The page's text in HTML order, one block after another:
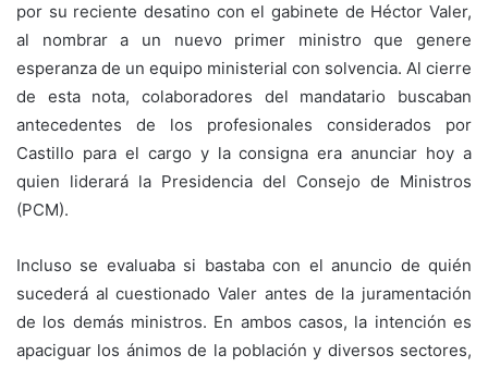
por su reciente desatino con el gabinete de Héctor Valer,
al nombrar a un nuevo primer ministro que genere
esperanza de un equipo ministerial con solvencia. Al cierre
de esta nota, colaboradores del mandatario buscaban
antecedentes de los profesionales considerados por
Castillo para el cargo y la consigna era anunciar hoy a
quien liderará la Presidencia del Consejo de Ministros
(PCM).
Incluso se evaluaba si bastaba con el anuncio de quién
sucederá al cuestionado Valer antes de la juramentación
de los demás ministros. En ambos casos, la intención es
apaciguar los ánimos de la población y diversos sectores,